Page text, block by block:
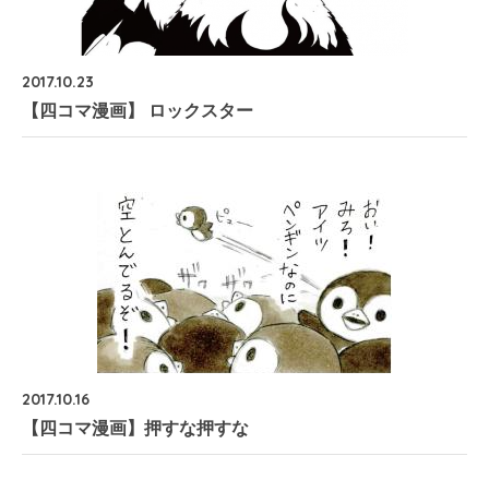
2017.10.23
【四コマ漫画】 ロックスター
2017.10.16
【四コマ漫画】押すな押すな